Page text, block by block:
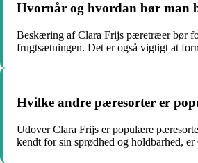
Hvornår og hvordan bør man
Beskæring af Clara Frijs pæretræer bør
frugtsætningen. Det er også vigtigt at
Hvilke andre pæresorter er
Udover Clara Frijs er populære
kendt for sin sprødhed og holdbarhed,